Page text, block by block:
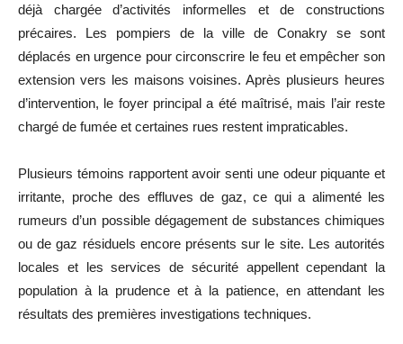
déjà chargée d’activités informelles et de constructions
précaires. Les pompiers de la ville de Conakry se sont
déplacés en urgence pour circonscrire le feu et empêcher son
extension vers les maisons voisines. Après plusieurs heures
d’intervention, le foyer principal a été maîtrisé, mais l’air reste
chargé de fumée et certaines rues restent impraticables.
Plusieurs témoins rapportent avoir senti une odeur piquante et
irritante, proche des effluves de gaz, ce qui a alimenté les
rumeurs d’un possible dégagement de substances chimiques
ou de gaz résiduels encore présents sur le site. Les autorités
locales et les services de sécurité appellent cependant la
population à la prudence et à la patience, en attendant les
résultats des premières investigations techniques.